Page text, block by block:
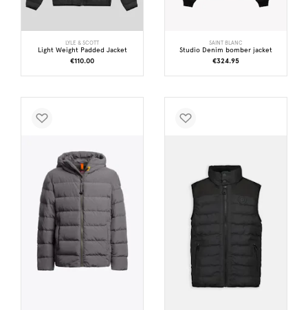
LYLE & SCOTT
Light Weight Padded Jacket
€110.00
SAINT BLANC
Studio Denim bomber jacket
€324.95